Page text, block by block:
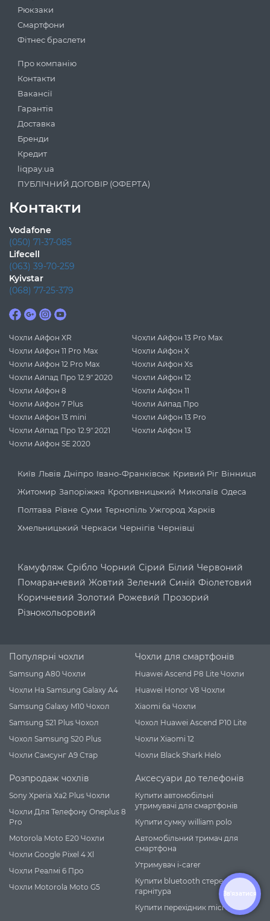
Зв'язатися
Рюкзаки
Смартфони
Фітнес браслети
Про компанію
Контакти
Вакансії
Гарантія
Доставка
Бренди
Кредит
liqpay.ua
ПУБЛІЧНИЙ ДОГОВІР (ОФЕРТА)
Контакти
Vodafone
(050) 71-37-085
Lifecell
(063) 39-70-259
Kyivstar
(068) 77-25-379
Чохли Айфон XR
Чохли Айфон 13 Pro Max
Чохли Айфон 11 Pro Max
Чохли Айфон X
Чохли Айфон 12 Pro Max
Чохли Айфон Xs
Чохли Айпад Про 12.9" 2020
Чохли Айфон 12
Чохли Айфон 8
Чохли Айфон 11
Чохли Айфон 7 Plus
Чохли Айпад Про
Чохли Айфон 13 mini
Чохли Айфон 13 Pro
Чохли Айпад Про 12.9" 2021
Чохли Айфон 13
Чохли Айфон SE 2020
Київ Львів Дніпро Івано-Франківськ Кривий Ріг Вінниця
Житомир Запоріжжя Кропивницький Миколаїв Одеса
Полтава Рівне Суми Тернопіль Ужгород Харків
Хмельницький Черкаси Чернігів Чернівці
Камуфляж Срібло Чорний Сірий Білий Червоний
Помаранчевий Жовтий Зелений Синій Фіолетовий
Коричневий Золотий Рожевий Прозорий
Різнокольоровий
Популярні чохли
Samsung A80 Чохли
Чохли На Samsung Galaxy A4
Samsung Galaxy M10 Чохол
Samsung S21 Plus Чохол
Чохол Samsung S20 Plus
Чохли Самсунг А9 Стар
Чохли для смартфонів
Huawei Ascend P8 Lite Чохли
Huawei Honor V8 Чохли
Xiaomi 6a Чохли
Чохол Huawei Ascend P10 Lite
Чохли Xiaomi 12
Чохли Black Shark Helo
Розпродаж чохлів
Sony Xperia Xa2 Plus Чохли
Чохли Для Телефону Oneplus 8
Pro
Motorola Moto E20 Чохли
Чохли Google Pixel 4 Xl
Чохли Реалмі 6 Про
Чохли Motorola Moto G5
Аксесуари до телефонів
Купити автомобільні
утримувачі для смартфонів
Купити сумку william polo
Автомобільний тримач для
смартфона
Утримувач i-carer
Купити bluetooth стерео
гарнітура
Купити перехідник micro usb